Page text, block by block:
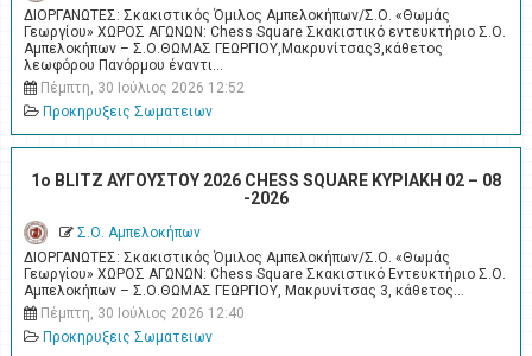
ΔΙΟΡΓΑΝΩΤΕΣ: Σκακιστικός Όμιλος Αμπελοκήπων/Σ.Ο. «Θωμάς
Γεωργίου» ΧΩΡΟΣ ΑΓΩΝΩΝ: Chess Square Σκακιστικό εντευκτήριο Σ.Ο.
Αμπελοκήπων – Σ.Ο.ΘΩΜΑΣ ΓΕΩΡΓΙΟΥ,Μακρυνίτσας3,κάθετος
λεωφόρου Πανόρμου έναντι…
Πέμπτη, 30 Ιούλιος 2026 12:52
Προκηρυξεις Σωματειων
1ο BLITZ ΑΥΓΟΥΣΤΟΥ 2026 CHESS SQUARE ΚΥΡΙΑΚΗ 02 – 08
-2026
Σ.Ο. Αμπελοκήπων
ΔΙΟΡΓΑΝΩΤΕΣ: Σκακιστικός Όμιλος Αμπελοκήπων/Σ.Ο. «Θωμάς
Γεωργίου» ΧΩΡΟΣ ΑΓΩΝΩΝ: Chess Square Σκακιστικό Εντευκτήριο Σ.Ο.
Αμπελοκήπων – Σ.Ο.ΘΩΜΑΣ ΓΕΩΡΓΙΟΥ, Μακρυνίτσας 3, κάθετος…
Πέμπτη, 30 Ιούλιος 2026 12:40
Προκηρυξεις Σωματειων